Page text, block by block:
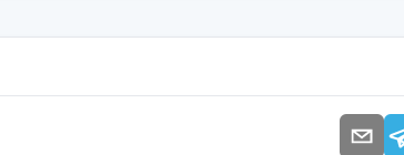
تثبيتها في الفم. لا يمكن للشخص ارتداء هذه الأطراف
أو في حالة فقدان عدة أسنان.